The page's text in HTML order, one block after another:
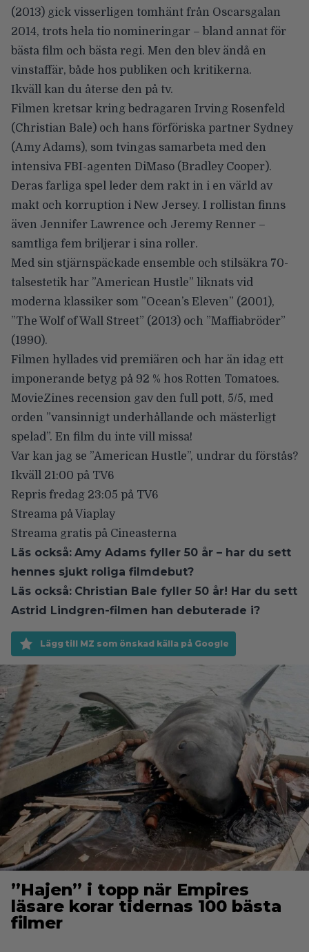
(2013) gick visserligen tomhänt från Oscarsgalan
2014, trots hela tio nomineringar – bland annat för
bästa film och bästa regi. Men den blev ändå en
vinstaffär, både hos publiken och kritikerna.
Ikväll kan du återse den på tv.
Filmen kretsar kring bedragaren Irving Rosenfeld
(Christian Bale) och hans förföriska partner Sydney
(Amy Adams), som tvingas samarbeta med den
intensiva FBI-agenten DiMaso (Bradley Cooper).
Deras farliga spel leder dem rakt in i en värld av
makt och korruption i New Jersey. I rollistan finns
även Jennifer Lawrence och Jeremy Renner –
samtliga fem briljerar i sina roller.
Med sin stjärnspäckade ensemble och stilsäkra 70-
talsestetik har ”American Hustle” liknats vid
moderna klassiker som ”Ocean’s Eleven” (2001),
”The Wolf of Wall Street” (2013) och ”Maffiabröder”
(1990).
Filmen hyllades vid premiären och har än idag ett
imponerande betyg på 92 % hos Rotten Tomatoes.
MovieZines recension gav den full pott, 5/5, med
orden ”vansinnigt underhållande och mästerligt
spelad”. En film du inte vill missa!
Var kan jag se ”American Hustle”, undrar du förstås?
Ikväll 21:00 på TV6
Repris fredag 23:05 på TV6
Streama på Viaplay
Streama gratis på Cineasterna
Läs också: Amy Adams fyller 50 år – har du sett
hennes sjukt roliga filmdebut?
Läs också: Christian Bale fyller 50 år! Har du sett
Astrid Lindgren-filmen han debuterade i?
Lägg till MZ som önskad källa på Google
”Hajen” i topp när Empires
läsare korar tidernas 100 bästa
filmer